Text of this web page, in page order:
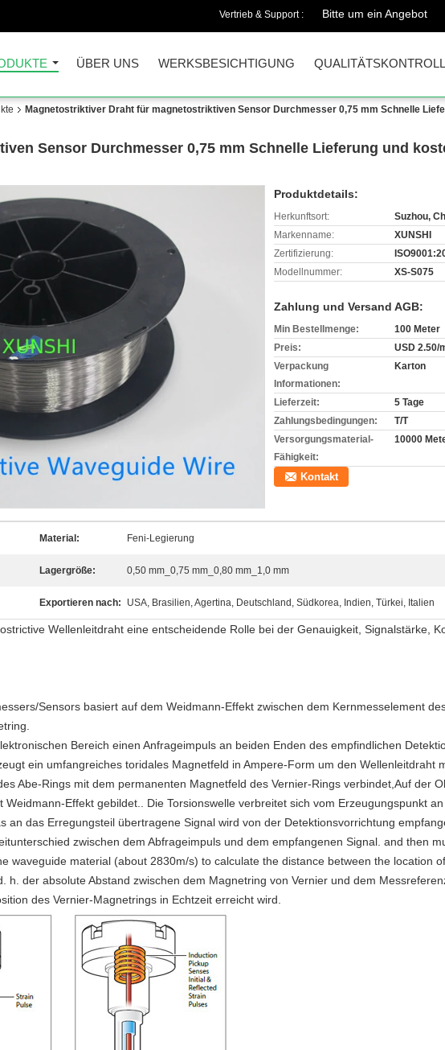
Vertrieb & Support : Bitte um ein Angebot
ÜBER UNS WERKSBESICHTIGUNG
Magnetostriktiver Draht für magnetostriktiven Sensor Durchmesser 0,75 mm Schnelle
Sensor Durchmesser 0,75 mm Schnelle Lieferung und
Produktdetails:
Herkunftsort:
Suzhou,
Markenname:
XUNSHI
Zertifizierung:
Modellnummer:
XS-S075
Zahlung und Versand AGB:
Min Bestellmenge:
100 Meter
Preis:
USD 2.50/
Verpackung
Informationen:
Karton
Lieferzeit:
5 Tage
Zahlungsbedingungen:
T/T
Versorgungsmaterial-
Fähigkeit:
10000
Kontakt
Material: Feni-Legierung
Lagergröße: 0,50 mm_0,75 mm_0,80 mm_1,0 mm
Exportieren nach: USA, Brasilien, Agertina, Deutschland, Südkorea, Indien, Türkei, Italien
Wellenleitdraht eine entscheidende Rolle bei der Genauigkeit, Signalstärke,
Sensors basiert auf dem Weidmann-Effekt zwischen dem Kernmesselement
Bereich einen Anfrageimpuls an beiden Enden des empfindlichen
ein umfangreiches toridales Magnetfeld in Ampere-Form um den Wellenleitdraht
Abe-Rings mit dem permanenten Magnetfeld des Vernier-Rings verbindet,Auf der
Effekt gebildet.. Die Torsionswelle verbreitet sich vom Erzeugungspunkt
an das Erregungsteil übertragene Signal wird von der Detektionsvorrichtung
zwischen dem Abfrageimpuls und dem empfangenen Signal. and then
waveguide material (about 2830m/s) to calculate the distance between the location
der absolute Abstand zwischen dem Magnetring von Vernier und dem
des Vernier-Magnetrings in Echtzeit erreicht wird.